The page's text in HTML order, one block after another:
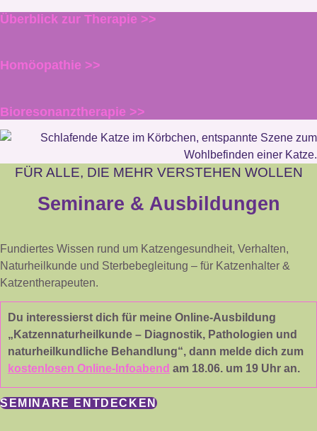
Überblick zur Therapie >>
Homöopathie >>
Bioresonanztherapie >>
FÜR ALLE, DIE MEHR VERSTEHEN WOLLEN
Seminare & Ausbildungen
Fundiertes Wissen rund um Katzengesundheit, Verhalten,
Naturheilkunde und Sterbebegleitung – für Katzenhalter &
Katzentherapeuten.
Du interessierst dich für meine Online-Ausbildung
„Katzennaturheilkunde – Diagnostik, Pathologien und
naturheilkundliche Behandlung“, dann melde dich zum
kostenlosen Online-Infoabend am 18.06. um 19 Uhr an.
SEMINARE ENTDECKEN